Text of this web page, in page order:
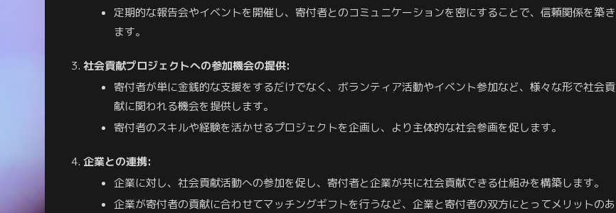
定期的な報告会やイベントを開催し、寄付者とのコミュニケーションを密にすることで、信頼関係を築き
ます。
社会貢献プロジェクトへの参加機会の提供:
寄付者が単に金銭的な支援をするだけでなく、ボランティア活動やイベント参加など、様々な形で社会貢
献に関われる機会を提供します。
寄付者のスキルや経験を活かせるプロジェクトを企画し、より主体的な社会参画を促します。
企業との連携:
企業に対し、社会貢献活動への参加を促し、寄付者と企業が共に社会貢献できる仕組みを構築します。
企業が寄付者の貢献に合わせてマッチングギフトを行うなど、企業と寄付者の双方にとってメリットのあ